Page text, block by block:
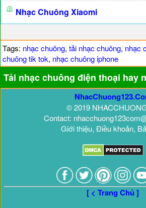
Nhạc Chuông Xiaomi
Tags: nhạc chuông, tải nhạc chuông, nhạc
chuông tik tok, nhạc chuông iphone
Tải nhạc chuông điện thoại hay
© 2019
Contact:
Giới thiệu, Điều khoản,
[ < Trang Chủ ]